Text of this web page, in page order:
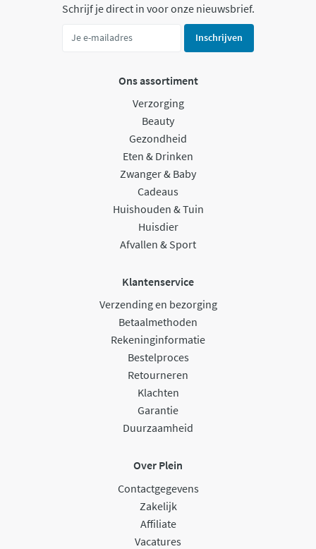
Schrijf je direct in voor onze nieuwsbrief.
Inschrijven
Ons assortiment
Verzorging
Beauty
Gezondheid
Eten & Drinken
Zwanger & Baby
Cadeaus
Huishouden & Tuin
Huisdier
Afvallen & Sport
Klantenservice
Verzending en bezorging
Betaalmethoden
Rekeninginformatie
Bestelproces
Retourneren
Klachten
Garantie
Duurzaamheid
Over Plein
Contactgegevens
Zakelijk
Affiliate
Vacatures